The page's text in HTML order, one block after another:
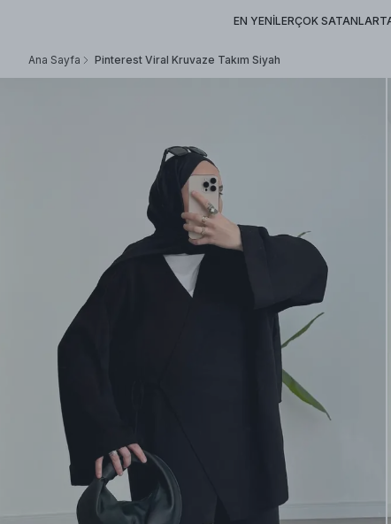
EN YENİLERÇOK SATANLAR
Ana Sayfa Pinterest Viral Kruvaze Takım Siyah